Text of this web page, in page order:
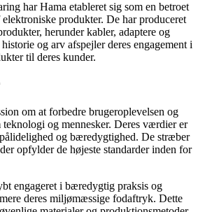
har Hama etableret sig som en betroet
produkter. De har produceret
herunder kabler, adaptere og
og arv afspejler deres engagement i
til deres kunder.
om at forbedre brugeroplevelsen og
og mennesker. Deres værdier er
og bæredygtighed. De stræber
opfylder de højeste standarder inden for
engageret i bæredygtig praksis og
deres miljømæssige fodaftryk. Dette